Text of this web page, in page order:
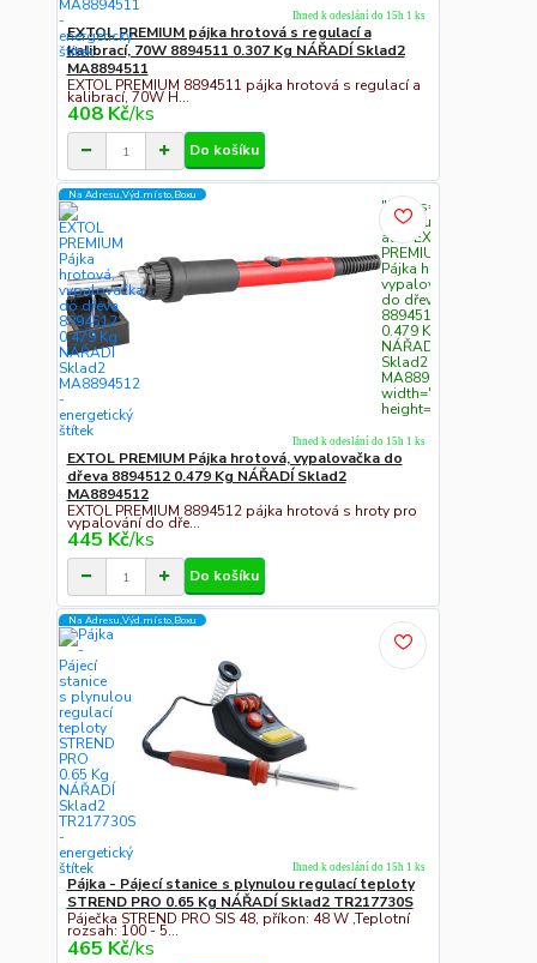
EXTOL PREMIUM pájka hrotová s regulací a
kalibrací, 70W 8894511 0.307 Kg NÁŘADÍ Sklad2
MA8894511
EXTOL PREMIUM 8894511 pájka hrotová s regulací a
kalibrací, 70W H...
408 Kč/ks
Ihned k odeslání do 15h 1 ks
Do košíku
Na Adresu,Výd.místo,Boxu
" class="c311
img-fluid"
alt="EXTOL
PREMIUM
Pájka hrotová,
vypalovačka
do dřeva
8894512
0.479 Kg
NÁŘADÍ
Sklad2
MA8894512"
width="300"
height="300">
EXTOL PREMIUM Pájka hrotová, vypalovačka do
dřeva 8894512 0.479 Kg NÁŘADÍ Sklad2
MA8894512
EXTOL PREMIUM 8894512 pájka hrotová s hroty pro
vypalování do dře...
445 Kč/ks
Ihned k odeslání do 15h 1 ks
Do košíku
Na Adresu,Výd.místo,Boxu
Pájka - Pájecí stanice s plynulou regulací teploty
STREND PRO 0.65 Kg NÁŘADÍ Sklad2 TR217730S
Páječka STREND PRO SIS 48, příkon: 48 W ,Teplotní
rozsah: 100 - 5...
465 Kč/ks
Ihned k odeslání do 15h 1 ks